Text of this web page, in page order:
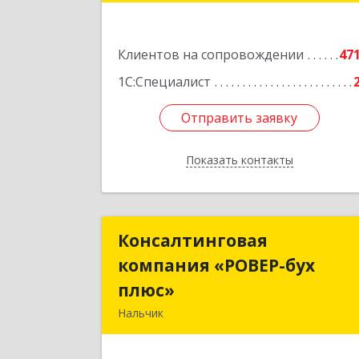
Клиентов на сопровождении
471
1С:Специалист
Отправить заявку
Показать контакты
Отправить заявку
Назад
Консалтинговая
компания «РОВЕР-бух
плюс»
Нальчик
Консалтинговая
компания «РОВЕР-бух